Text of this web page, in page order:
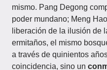
mismo. Pang Degong
poder mundano; Meng
liberación de la ilusión de
ermitaños, el mismo
a través de quinientos
coincidencia, sino un